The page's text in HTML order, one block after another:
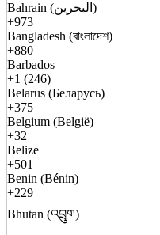
Bahrain (البحرين)
+973
Bangladesh (বাংলাদেশ)
+880
Barbados
+1 (246)
Belarus (Беларусь)
+375
Belgium (België)
+32
Belize
+501
Benin (Bénin)
+229
Bhutan (འབྲུག)